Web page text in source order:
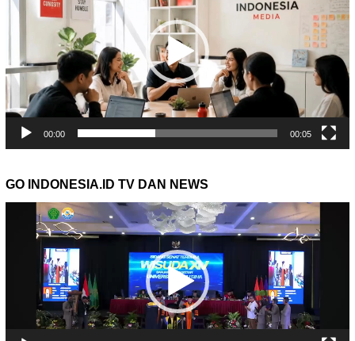
00:00 00:05
GO INDONESIA.ID TV DAN NEWS
Pemutar